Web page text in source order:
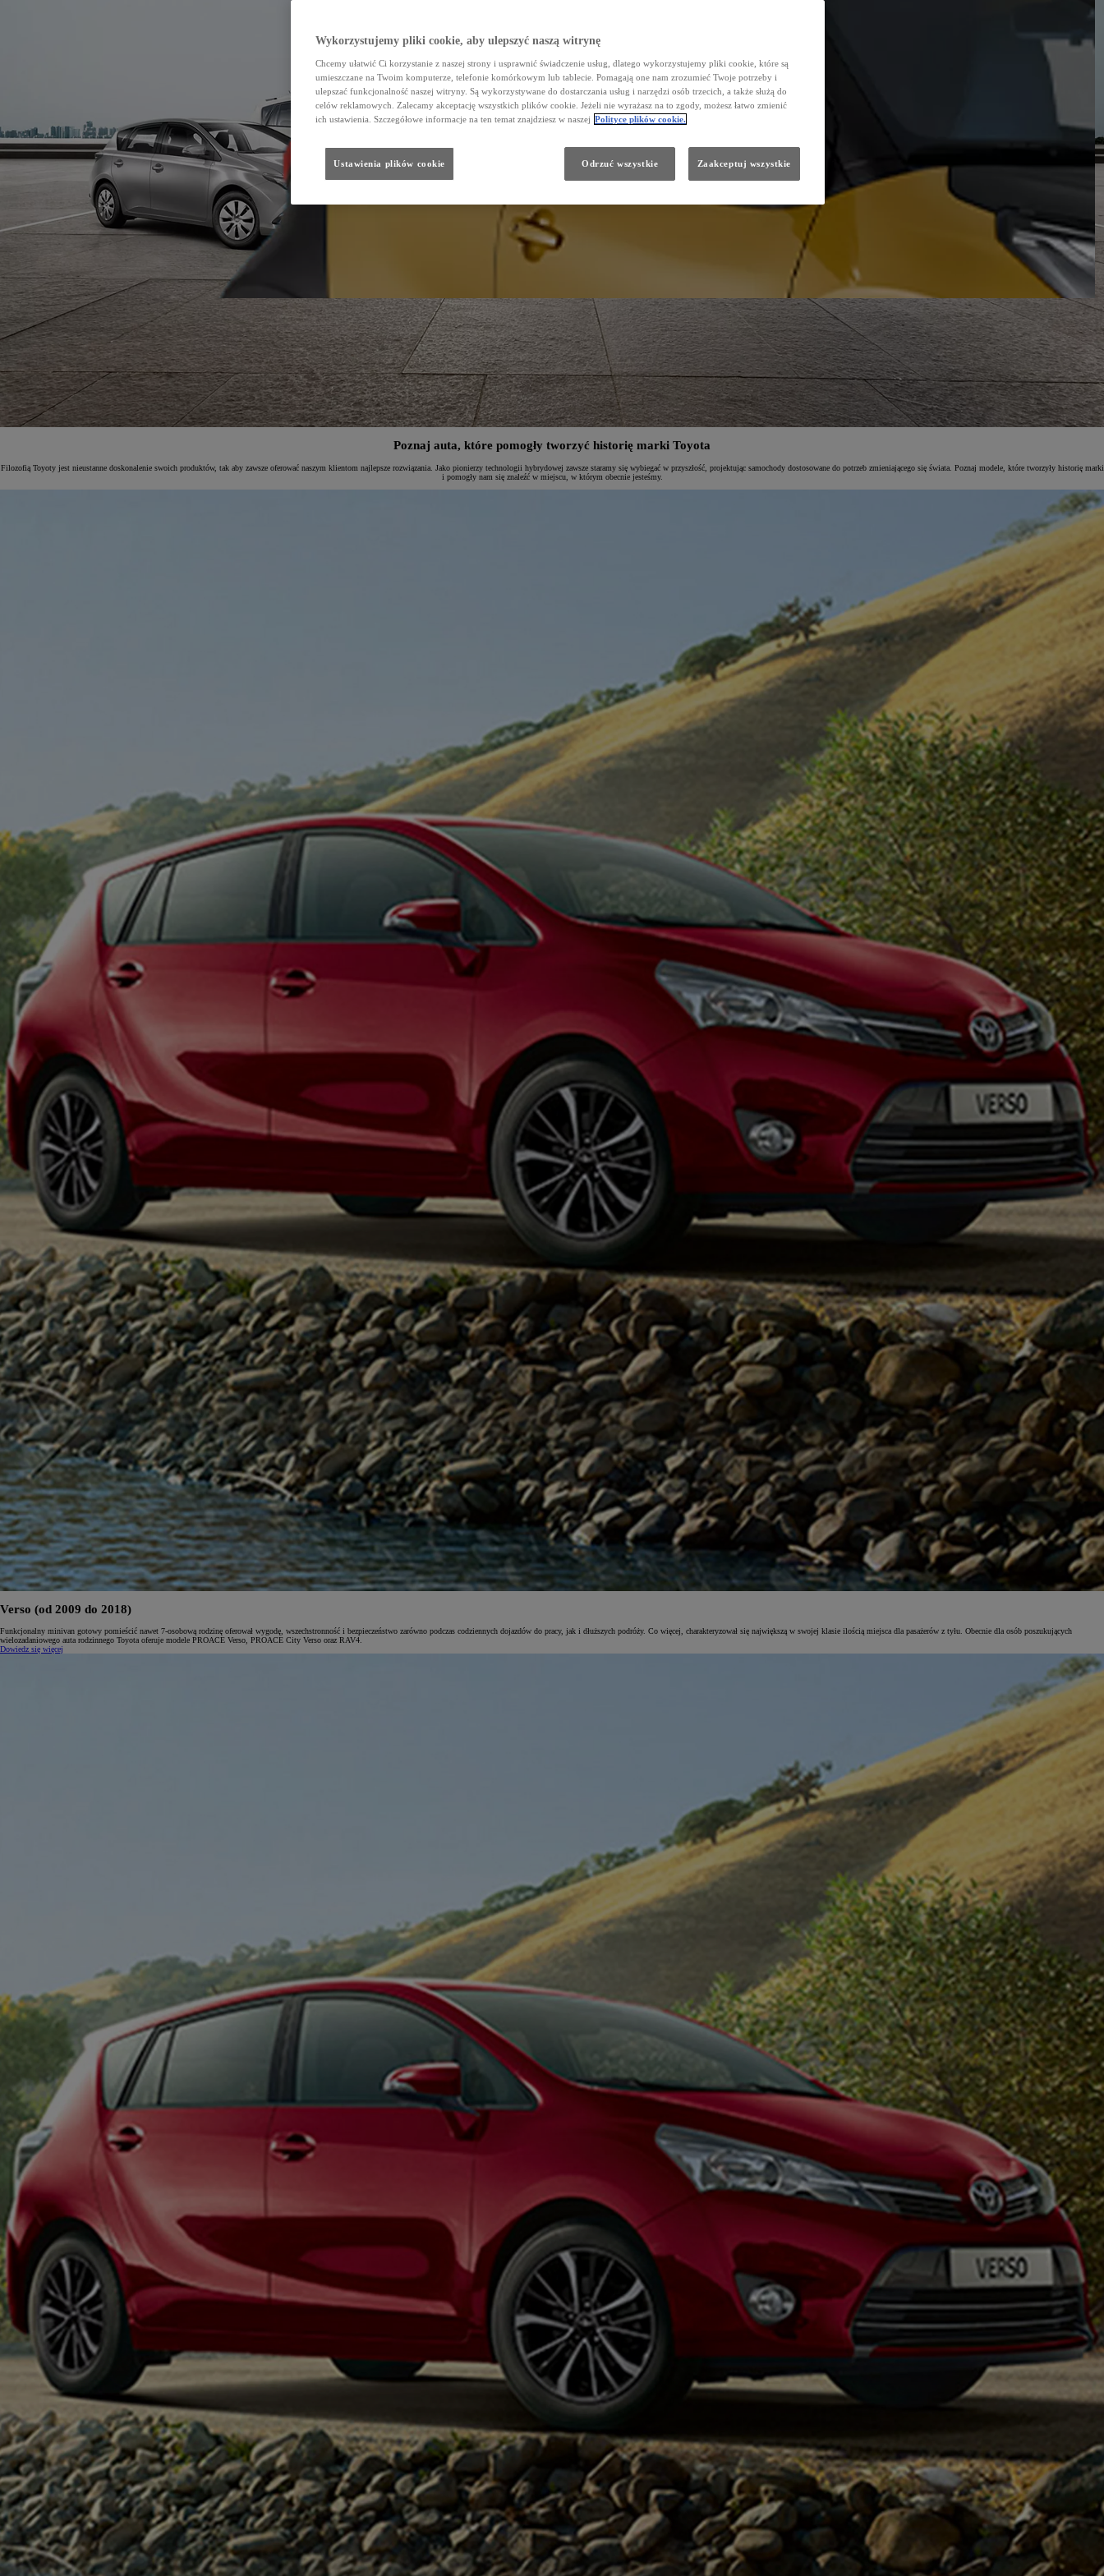
Od
Yaris Cross
HYBRID
Od 105 300 zł
Corolla Hatchback
HYBRID
Poznaj auta, które pomogły tworzyć historię marki Toyota
Filozofią Toyoty jest nieustanne doskonalenie swoich produktów, tak aby zawsze oferować naszym klientom najlepsze rozwiązania. Jako pionierzy technologii hybrydowej zawsze staramy się wybiegać w przyszłość, projektując samochody dostosowane do potrzeb zmieniającego się świata. Poznaj modele, które tworzyły historię marki
i pomogły nam się znaleźć w miejscu, w którym obecnie jesteśmy.
Verso (od 2009 do 2018)
Funkcjonalny minivan gotowy pomieścić nawet 7-osobową rodzinę oferował wygodę, wszechstronność i bezpieczeństwo zarówno podczas codziennych dojazdów do pracy, jak i dłuższych podróży. Co więcej, charakteryzował się największą w swojej klasie ilością miejsca dla pasażerów z tyłu. Obecnie dla osób poszukujących
wielozadaniowego auta rodzinnego Toyota oferuje modele PROACE Verso, PROACE City Verso oraz RAV4.
Dowiedz się więcej
Wykorzystujemy pliki cookie, aby ulepszyć naszą witrynę
Chcemy ułatwić Ci korzystanie z naszej strony i usprawnić świadczenie usług, dlatego wykorzystujemy pliki cookie, które są
umieszczane na Twoim komputerze, telefonie komórkowym lub tablecie. Pomagają one nam zrozumieć Twoje potrzeby i
ulepszać funkcjonalność naszej witryny. Są wykorzystywane do dostarczania usług i narzędzi osób trzecich, a także służą do
celów reklamowych. Zalecamy akceptację wszystkich plików cookie. Jeżeli nie wyrażasz na to zgody, możesz łatwo zmienić
ich ustawienia. Szczegółowe informacje na ten temat znajdziesz w naszej Polityce plików cookie.
Ustawienia plików cookie Odrzuć wszystkie Zaakceptuj wszystkie